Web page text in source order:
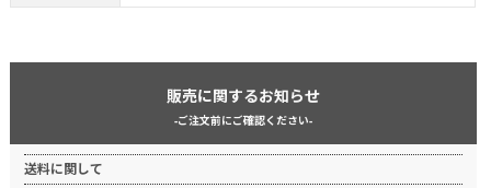
販売に関するお知らせ
-ご注文前にご確認ください-
送料に関して